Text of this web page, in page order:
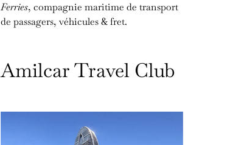
Ferries, compagnie maritime de transport
de passagers, véhicules & fret.
Amilcar Travel Club